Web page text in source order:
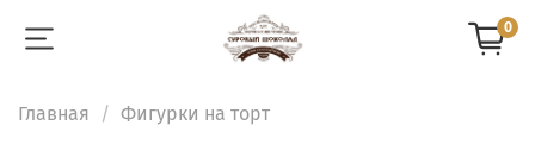
0
Главная Фигурки на торт